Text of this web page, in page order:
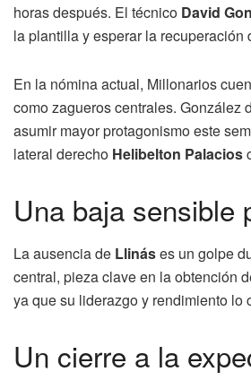
horas después. El técnico David
la plantilla y esperar la recuperación
En la nómina actual, Millonarios
como zagueros centrales. González
asumir mayor protagonismo este
lateral derecho Helibelton Palacios
Una baja sensible
La ausencia de Llináses un golpe
central, pieza clave en la obtención
ya que su liderazgo y rendimiento
Un cierre a la